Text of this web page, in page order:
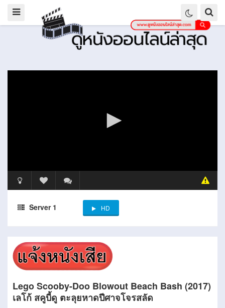
Server 1 HD
Lego Scooby-Doo Blowout Beach Bash (2017)
เลโก้ สคูบี้ดู ตะลุยหาดปีศาจโจรสลัด